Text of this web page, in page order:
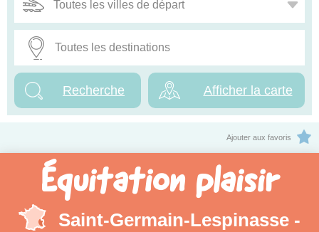
Afficher la carte
Ajouter aux favoris
Équitation plaisir
Saint-Germain-Lespinasse -